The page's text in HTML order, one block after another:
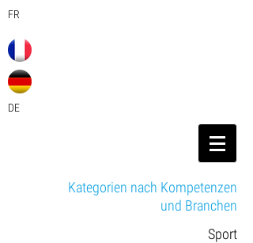
FR
DE
Kategorien nach Kompetenzen
und Branchen
Sport